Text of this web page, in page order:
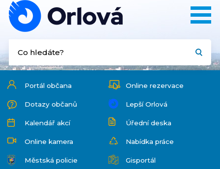
Portál občana Online rezervace
Dotazy občanů Lepší Orlová
Kalendář akcí Úřední deska
Online kamera Nabídka práce
Městská policie Gisportál